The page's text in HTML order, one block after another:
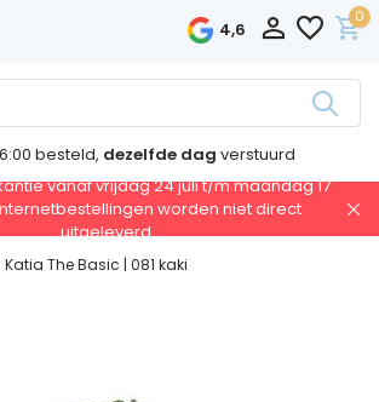
4,6
0
besteld, dezelfde dag verstuurd
vanaf vrijdag 24 juli t/m maandag 17
worden niet direct
uitgeleverd.
Katia The Basic | 081 kaki